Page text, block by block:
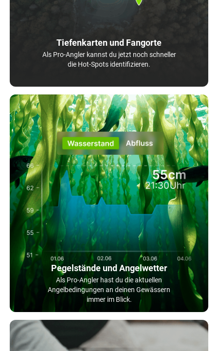
Tiefenkarten und Fangorte
Als Pro-Angler kannst du jetzt noch schneller
die Hot-Spots identifizieren.
Pegelstände und Angelwetter
Als Pro-Angler hast du die aktuellen
Angelbedingungen an deinen Gewässern
immer im Blick.